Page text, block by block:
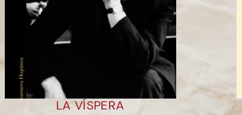
LA VÍSPERA